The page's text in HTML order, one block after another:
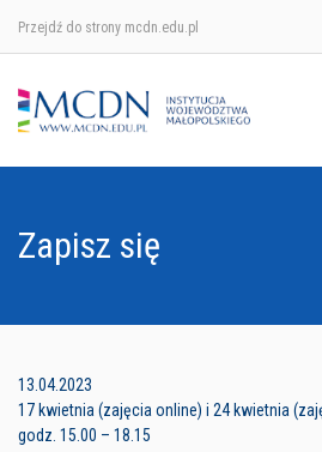
Przejdź do strony mcdn.edu.pl
Zapisz się
13.04.2023
17 kwietnia (zajęcia online) i 24 kwietnia
godz. 15.00 – 18.15
Ośrodek w
Ośrodek w
Ośrodek w